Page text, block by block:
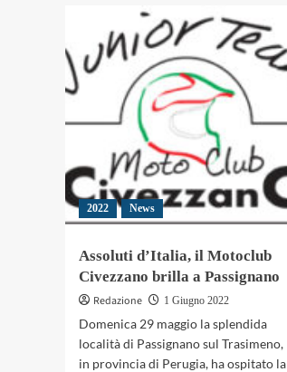
Enduro
Zero
Emissioni,
FMI
pianta
120
alberi
per
compensare
le
gare
2022 News
Assoluti d’Italia, il Motoclub
Civezzano brilla a Passignano
Redazione 1 Giugno 2022
Domenica 29 maggio la splendida
località di Passignano sul Trasimeno,
in provincia di Perugia, ha ospitato la